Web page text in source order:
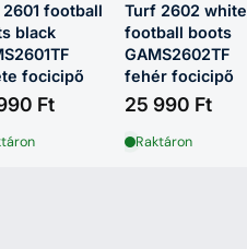
football
black
focicipő
Ft
Turf 2602 white
football boots
GAMS2602TF
fehér focicipő
25 990 Ft
Raktáron